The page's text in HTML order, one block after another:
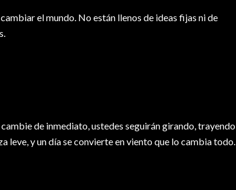
el mundo. No están llenos de ideas fijas ni de
de inmediato, ustedes seguirán girando, trayendo
leve, y un día se convierte en viento que lo cambia todo.